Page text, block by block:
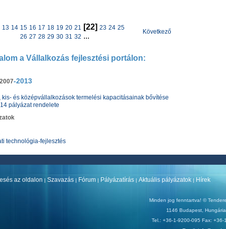
13 14 15 16 17 18 19 20 21 [22] 23 24 25
26 27 28 29 30 31 32 ... Következő
a Vál lalkozás fejlesztési portálon:
-2013
kis- és középvállalkozások termelési kapacitásainak bővítése
pályázat rendelete
technológia-fejlesztés
az oldalon | Szavazás | Fórum | Pályázatírás | Aktuális pályázatok | Hírek
Minden jog fenntartva! ©
1146 Budapest,
Tel.: +36-1-9200-095 Fax: +36-